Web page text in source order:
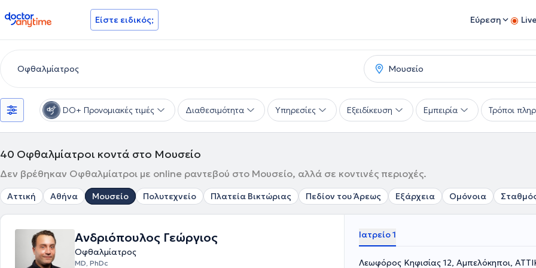
doctoranytime Είστε ειδικός; Εύρεση
DO+ Προνομιακές τιμές Διαθεσιμότητα Υπηρεσίες Εξειδίκευση Εμπειρία Τρόποι
40 Οφθαλμίατροι κοντά στο Μουσείο
Δεν βρέθηκαν Οφθαλμίατροι με online ραντεβού στο Μουσείο, αλλά σε κοντινές περιοχές.
Αττική Αθήνα Μουσείο Πολυτεχνείο Πλατεία Βικτώριας Πεδίον του Άρεως Εξάρχεια Ομόνοια
Ανδριόπουλος Γεώργιος
Οφθαλμίατρος
MD, PhDc
Ιατρείο 1
Λεωφόρος Κηφισίας 12, Αμπελόκηποι,